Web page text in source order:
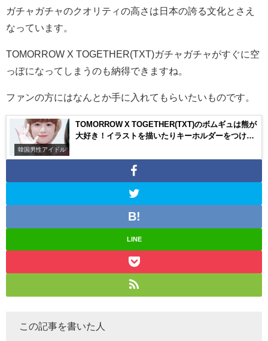
ガチャガチャのクオリティの高さは日本の誇る文化とさえ
なっています。
TOMORROW X TOGETHER(TXT)ガチャガチャがすぐに空
っぽになってしまうのも納得できますね。
ファンの方にはなんとか手に入れてもらいたいものです。
韓国男性アイドル
TOMORROW X TOGETHER(TXT)のボムギュは熊が
大好き！イラストを描いたりキーホルダーをつけた
LINE
この記事を書いた人